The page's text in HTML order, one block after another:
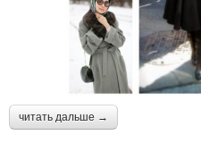
читать дальше →